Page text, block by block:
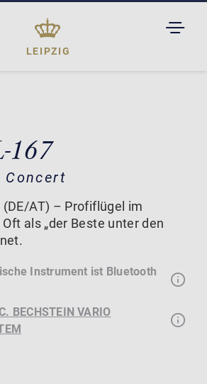
LEIPZIG
167
Concert
(DE/AT) – Profiflügel im
als „der Beste unter den
Instrument ist Bluetooth
BECHSTEIN VARIO